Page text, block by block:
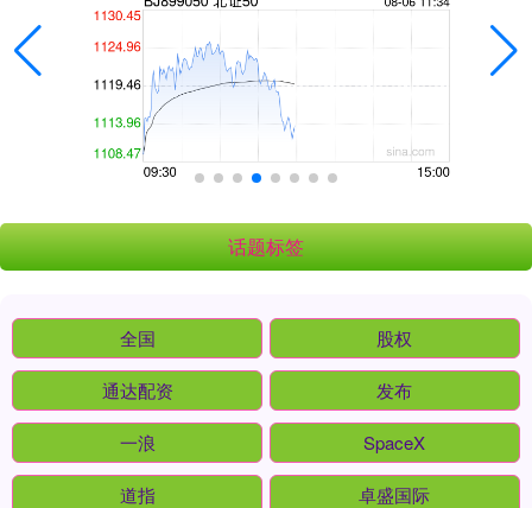
话题标签
全国 股权
通达配资 发布
一浪 SpaceX
道指 卓盛国际